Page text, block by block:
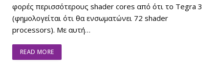
φορές περισσότερους shader cores από ότι το Tegra 3
(φημολογείται ότι θα ενσωματώνει 72 shader
processors). Mε αυτή…
READ MORE